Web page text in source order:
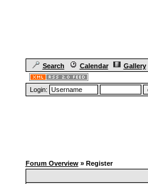
Search Calendar Gallery
Login:
Forum Overview» Register